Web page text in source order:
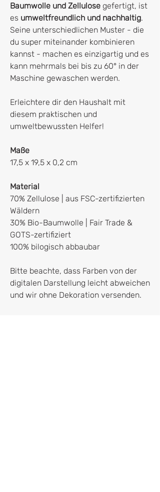
Baumwolle und Zellulose gefertigt, ist
es umweltfreundlich und nachhaltig.
Seine unterschiedlichen Muster - die
du super miteinander kombinieren
kannst - machen es einzigartig und es
kann mehrmals bei bis zu 60° in der
Maschine gewaschen werden.
Erleichtere dir den Haushalt mit
diesem praktischen und
umweltbewussten Helfer!
Maße
17,5 x 19,5 x 0,2 cm
Material
70% Zellulose | aus FSC-zertifizierten
Wäldern
30% Bio-Baumwolle | Fair Trade &
GOTS-zertifiziert
100% bilogisch abbaubar
Bitte beachte, dass Farben von der
digitalen Darstellung leicht abweichen
und wir ohne Dekoration versenden.